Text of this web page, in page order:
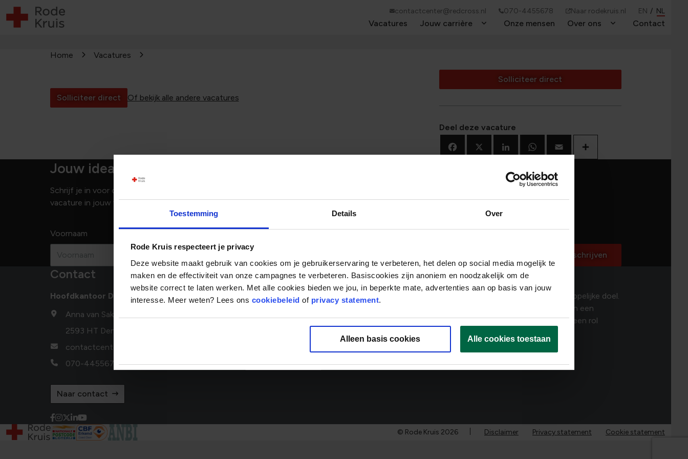
Toestemming Details Over
Rode Kruis respecteert je privacy
Deze website maakt gebruik van cookies om je gebruikerservaring te verbeteren, het delen op social media mogelijk te
maken en de effectiviteit van onze campagnes te verbeteren. Basiscookies zijn anoniem en noodzakelijk om de
website correct te laten werken. Met alle cookies bieden we jou, in beperkte mate, advertenties aan op basis van jouw
interesse. Meer weten? Lees ons cookiebeleid of privacy statement.
Alleen basis cookies Alle cookies toestaan
Vacatures Jouw carrière Toggle DropdownOnze mensen Over ons Toggle Dropdown
Contact
contactcenter@redcross.nl 070-4455678 Naar rodekruis.nl EN NL
Home Vacatures
Solliciteer direct Of bekijk alle andere vacatures
Solliciteer direct
Deel deze vacature
WhatsApp
Email
Jouw ideale vacature niet kunnen vinden?
Schrijf je in voor onze vacature alert en je bent als eerste op de hoogte wanneer wij een nieuwe
vacature in jouw vakgebied openen!
Voornaam
Inschrijven
Contact
Hoofdkantoor Den Haag
Anna van Saksenlaan 50
2593 HT Den Haag
contactcenter@redcross.nl
070-4455678
Naar contact
Over ons
‘Samen mensen écht verder helpen’ is de drijfveer van onze talenten. Dat is ons maatschappelijke doel.
Door onze ambities samen te brengen met het talent van mensen zoals jij, bouwen we aan een
organisatie met impact en betrokkenheid. Zit helpen in jouw DNA? Dan is er ongetwijfeld een rol
© Rode Kruis 2026 Disclaimer Privacy statement Cookie statement